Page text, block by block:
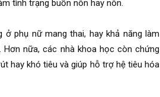
tình trạng buồn nôn hay nôn.
phụ nữ mang thai, hay khả năng làm
nữa, các nhà khoa học còn chứng
hay khó tiêu và giúp hỗ trợ hệ tiêu hóa